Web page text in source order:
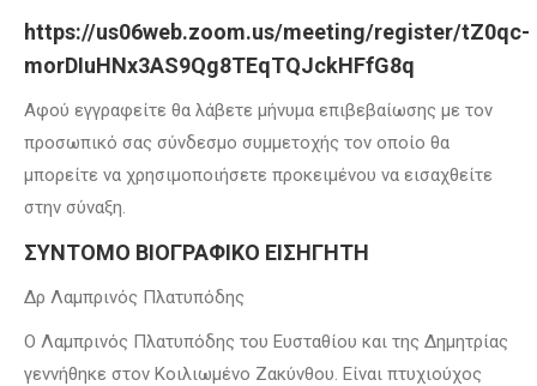
https://us06web.zoom.us/meeting/register/tZ0qc-
morDIuHNx3AS9Qg8TEqTQJckHFfG8q
Αφού εγγραφείτε θα λάβετε μήνυμα επιβεβαίωσης με τον
προσωπικό σας σύνδεσμο συμμετοχής τον οποίο θα
μπορείτε να χρησιμοποιήσετε προκειμένου να εισαχθείτε
στην σύναξη.
ΣΥΝΤΟΜΟ ΒΙΟΓΡΑΦΙΚΟ ΕΙΣΗΓΗΤΗ
Δρ Λαμπρινός Πλατυπόδης
Ο Λαμπρινός Πλατυπόδης του Ευσταθίου και της Δημητρίας
γεννήθηκε στον Κοιλιωμένο Ζακύνθου. Είναι πτυχιούχος